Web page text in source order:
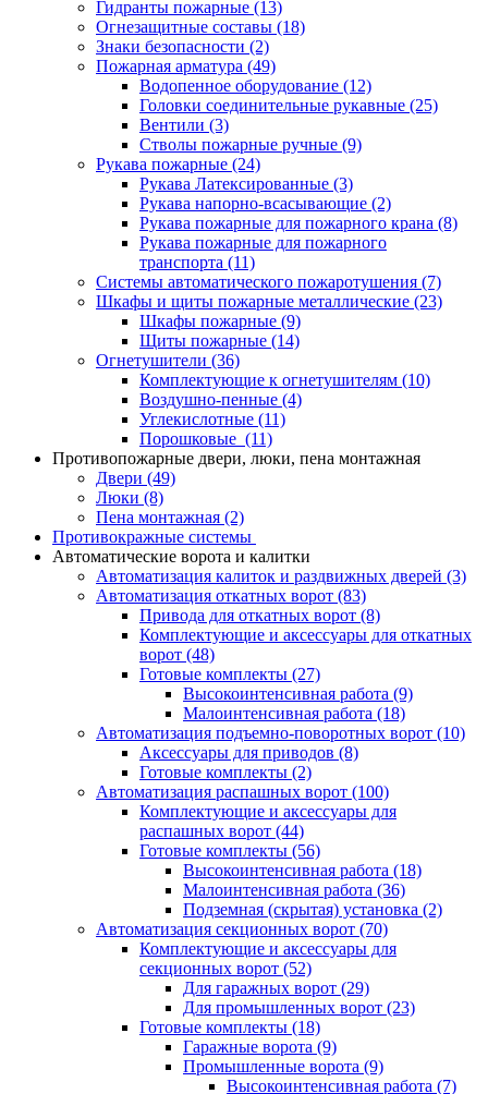
Гидранты пожарные (13)
Огнезащитные составы (18)
Знаки безопасности (2)
Пожарная арматура (49)
Водопенное оборудование (12)
Головки соединительные рукавные (25)
Вентили (3)
Стволы пожарные ручные (9)
Рукава пожарные (24)
Рукава Латексированные (3)
Рукава напорно-всасывающие (2)
Рукава пожарные для пожарного крана (8)
Рукава пожарные для пожарного
транспорта (11)
Системы автоматического пожаротушения (7)
Шкафы и щиты пожарные металлические (23)
Шкафы пожарные (9)
Щиты пожарные (14)
Огнетушители (36)
Комплектующие к огнетушителям (10)
Воздушно-пенные (4)
Углекислотные (11)
Порошковые (11)
Противопожарные двери, люки, пена монтажная
Двери (49)
Люки (8)
Пена монтажная (2)
Противокражные системы
Автоматические ворота и калитки
Автоматизация калиток и раздвижных дверей (3)
Автоматизация откатных ворот (83)
Привода для откатных ворот (8)
Комплектующие и аксессуары для откатных
ворот (48)
Готовые комплекты (27)
Высокоинтенсивная работа (9)
Малоинтенсивная работа (18)
Автоматизация подъемно-поворотных ворот (10)
Аксессуары для приводов (8)
Готовые комплекты (2)
Автоматизация распашных ворот (100)
Комплектующие и аксессуары для
распашных ворот (44)
Готовые комплекты (56)
Высокоинтенсивная работа (18)
Малоинтенсивная работа (36)
Подземная (скрытая) установка (2)
Автоматизация секционных ворот (70)
Комплектующие и аксессуары для
секционных ворот (52)
Для гаражных ворот (29)
Для промышленных ворот (23)
Готовые комплекты (18)
Гаражные ворота (9)
Промышленные ворота (9)
Высокоинтенсивная работа (7)